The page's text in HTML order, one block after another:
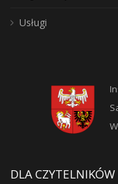
Usługi
DLA CZYTELNIKÓW